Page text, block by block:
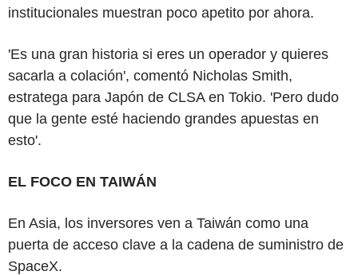
institucionales muestran poco apetito por ahora.
'Es una gran historia si eres un operador y quieres
sacarla a colación', comentó Nicholas Smith,
estratega para Japón de CLSA en Tokio. 'Pero dudo
que la gente esté haciendo grandes apuestas en
esto'.
EL FOCO EN TAIWÁN
En Asia, los inversores ven a Taiwán como una
puerta de acceso clave a la cadena de suministro de
SpaceX.